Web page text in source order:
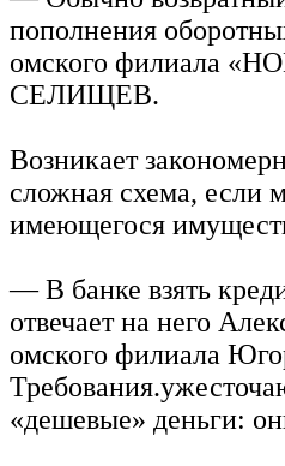
пополнения
омского филиала
СЕЛИЩЕВ.
Возникает
сложная схема, если
имеющегося
— В банке взять
отвечает на него
омского филиала
«дешевые» деньги: